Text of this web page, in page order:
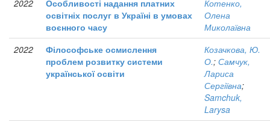
2022
Особливості надання платних
освітніх послуг в Україні в умовах
воєнного часу
Котенко,
Олена
Миколаївна
2022
Філософське осмислення
проблем розвитку системи
української освіти
Козачкова, Ю.
О.; Самчук,
Лариса
Сергіївна;
Samchuk,
Larysa